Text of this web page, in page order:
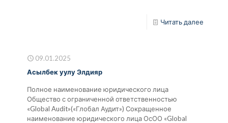
Читать далее
09.01.2025
Асылбек уулу Элдияр
Полное наименование юридического лица
Общество с ограниченной ответственностью
«Global Audit»(«Глобал Аудит») Сокращенное
наименование юридического лица ОсОО «Global